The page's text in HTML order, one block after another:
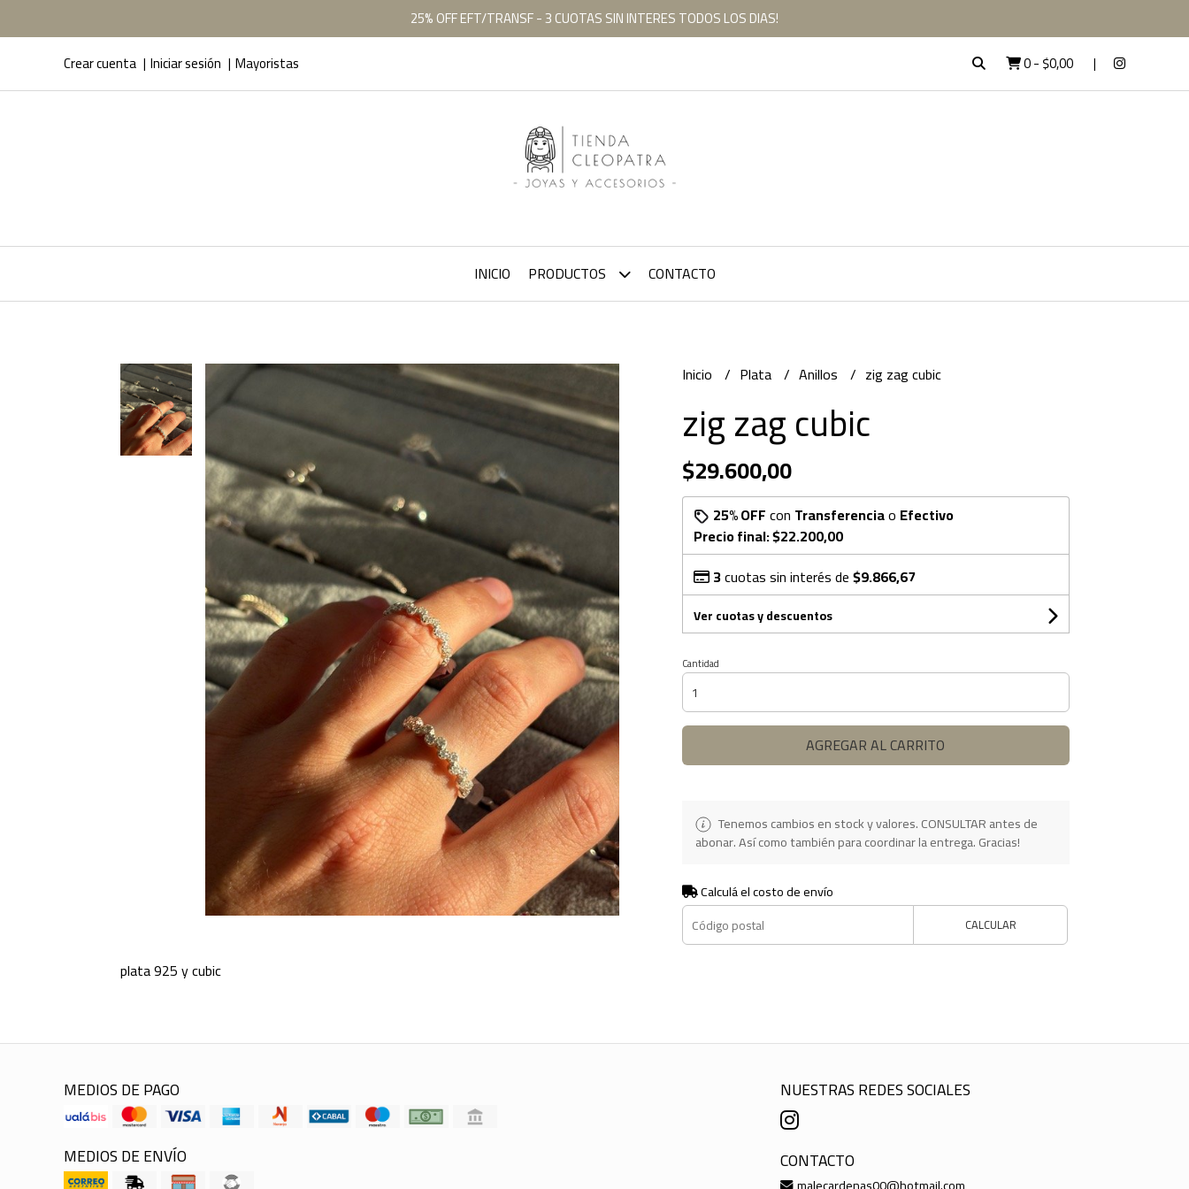
25% OFF EFT/TRANSF - 3 CUOTAS SIN INTERES TODOS LOS DIAS!
Crear cuenta Iniciar sesión Mayoristas 0-$0,00
INICIO PRODUCTOS CONTACTO
plata 925 y cubic
Inicio Plata Anillos zig zag cubic
zig zag cubic
$29.600,00
25% OFFcon Transferenciao Efectivo
Precio final:$22.200,00
3cuotas sin interés de$9.866,67
Ver cuotas y descuentos
Cantidad
AGREGAR AL CARRITO
Tenemos cambios en stock y valores. CONSULTAR antes de
abonar. Así como también para coordinar la entrega. Gracias!
Calculá el costo de envío
CALCULAR
MEDIOS DE PAGO
MEDIOS DE ENVÍO
NUESTRAS REDES SOCIALES
CONTACTO